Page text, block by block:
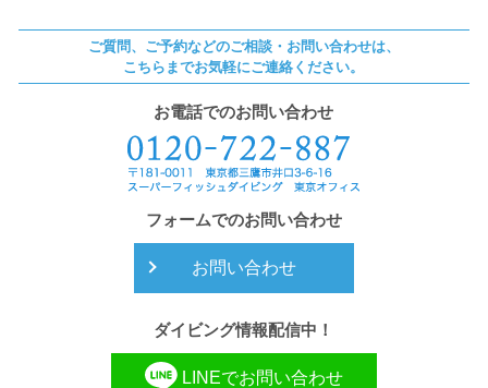
ご質問、ご予約などのご相談・お問い合わせは、
こちらまでお気軽にご連絡ください。
お電話でのお問い合わせ
フォームでのお問い合わせ
お問い合わせ
ダイビング情報配信中！
LINEでお問い合わせ